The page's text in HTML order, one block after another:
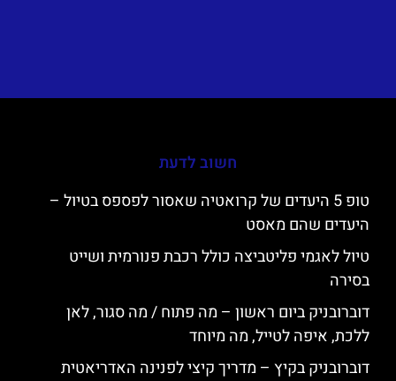
חשוב לדעת
טופ 5 היעדים של קרואטיה שאסור לפספס בטיול –
היעדים שהם מאסט
טיול לאגמי פליטביצה כולל רכבת פנורמית ושייט
בסירה
דוברובניק ביום ראשון – מה פתוח / מה סגור, לאן
ללכת, איפה לטייל, מה מיוחד
דוברובניק בקיץ – מדריך קיצי לפנינה האדריאטית